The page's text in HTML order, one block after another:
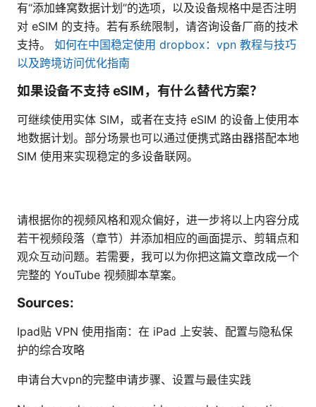
有“添加蜂窝数据计划”的选项，以及设备规格中是否注明
对 eSIM 的支持。若有系统限制，请咨询设备厂商的技术
支持。 如何在中国稳定使用 dropbox：vpn 教程与技巧
以及跨境访问优化指南
如果设备不支持 eSIM，有什么替代方案？
可继续使用实体 SIM，或者在支持 eSIM 的设备上使用本
地数据计划。部分场景也可以通过便携式路由器搭配本地
SIM 使用来实现稳定的多设备联网。
请根据你的视频风格和观众偏好，进一步将以上内容分成
若干视频段落（章节）并添加相应的画面提示、剪辑点和
观众互动问题。若需要，我可以为你把这篇文章改成一个
完整的 YouTube 视频脚本草案。
Sources:
Ipad贴 VPN 使用指南：在 iPad 上安装、配置与隐私保
护的综合攻略
申请台大vpn的完整申请步骤、设置与最佳实践